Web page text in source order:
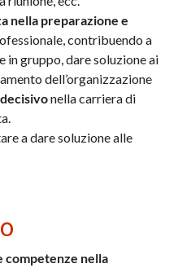
nella preparazione e
contribuendo a
gruppo, dare soluzione ai
dell’organizzazione
nella carriera di
a dare soluzione alle
competenze nella